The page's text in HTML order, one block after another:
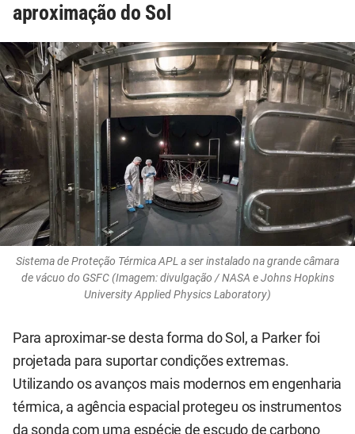
aproximação do Sol
Sistema de Proteção Térmica APL a ser instalado na grande câmara
de vácuo do GSFC (Imagem: divulgação / NASA e Johns Hopkins
University Applied Physics Laboratory)
Para aproximar-se desta forma do Sol, a Parker foi
projetada para suportar condições extremas.
Utilizando os avanços mais modernos em engenharia
térmica, a agência espacial protegeu os instrumentos
da sonda com uma espécie de escudo de carbono